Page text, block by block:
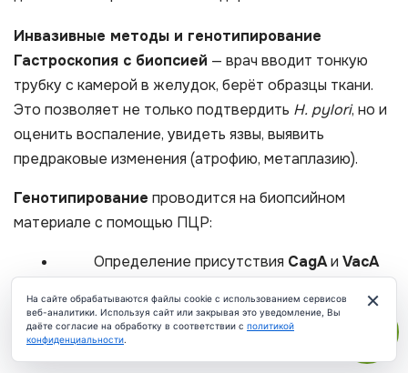
Инвазивные методы и генотипирование
Гастроскопия с биопсией — врач вводит тонкую
трубку с камерой в желудок, берёт образцы ткани.
Это позволяет не только подтвердить H. pylori, но и
оценить воспаление, увидеть язвы, выявить
предраковые изменения (атрофию, метаплазию).
Генотипирование проводится на биопсийном
материале с помощью ПЦР:
Определение присутствия CagAи VacA
Позволяет оценить вирулентность
×
На сайте обрабатываются файлы cookie с использованием сервисов
веб-аналитики. Используя сайт или закрывая это уведомление, Вы
даёте согласие на обработку в соответствии с политикой
конфиденциальности.